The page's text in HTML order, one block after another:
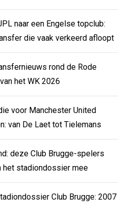
naar een Engelse topclub:
die vaak verkeerd afloopt
rond de Rode
het WK 2026
voor Manchester United
van De Laet tot Tielemans
deze Club Brugge-spelers
het stadiondossier mee
Club Brugge: 2007